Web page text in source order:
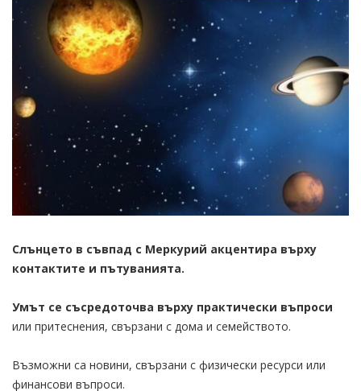
Слънцето в съвпад с Меркурий акцентира върху
контактите и пътуванията.
Умът се съсредоточва върху практически въпроси
или притеснения, свързани с дома и семейството.
Възможни са новини, свързани с физически ресурси или
финансови въпроси.